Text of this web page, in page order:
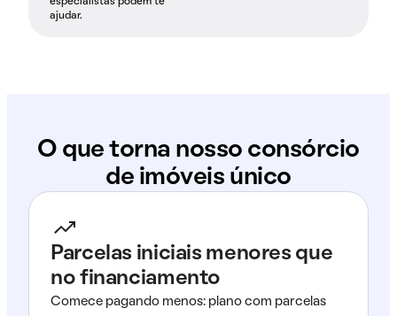
especialistas podem te
ajudar.
O que torna nosso consórcio
de imóveis único
Parcelas iniciais menores que
no financiamento
Comece pagando menos: plano com parcelas